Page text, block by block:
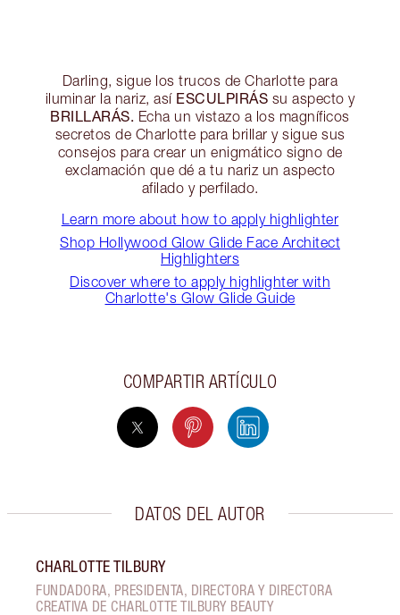
Darling, sigue los trucos de Charlotte para
iluminar la nariz, así ESCULPIRÁS su aspecto y
BRILLARÁS. Echa un vistazo a los magníficos
secretos de Charlotte para brillar y sigue sus
consejos para crear un enigmático signo de
exclamación que dé a tu nariz un aspecto
afilado y perfilado.
Learn more about how to apply highlighter
Shop Hollywood Glow Glide Face Architect
Highlighters
Discover where to apply highlighter with
Charlotte's Glow Glide Guide
COMPARTIR ARTÍCULO
DATOS DEL AUTOR
CHARLOTTE TILBURY
FUNDADORA, PRESIDENTA, DIRECTORA Y DIRECTORA
CREATIVA DE CHARLOTTE TILBURY BEAUTY